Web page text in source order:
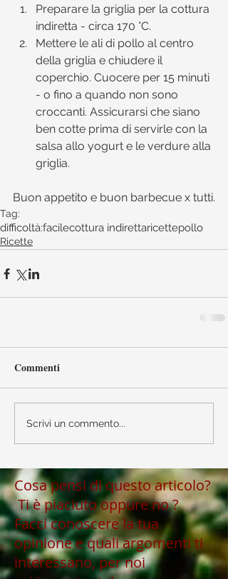
Preparare la griglia per la cottura
indiretta - circa 170 °C.
Mettere le ali di pollo al centro
della griglia e chiudere il
coperchio. Cuocere per 15 minuti
- o fino a quando non sono
croccanti. Assicurarsi che siano
ben cotte prima di servirle con la
salsa allo yogurt e le verdure alla
griglia.
Buon appetito e buon barbecue x tutti.
Tag:
difficoltà:facilecottura indirettaricettepollo
Ricette
Commenti
Scrivi un commento...
Cosa pensi di questo articolo?
Ti è piaciuto oppure no ?
Facci conoscere la tua
opinione e quali argomenti ti
interessano, per noi